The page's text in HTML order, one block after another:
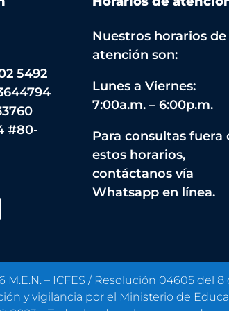
5492
#80-
Nuestros horarios de
atención son:
Lunes a Viernes:
7:00a.m. – 6:00p.m.
Para consultas fuera
estos horarios,
contáctanos vía
Whatsapp en línea.
– ICFES / Resolución 04605 del
y vigilancia por el Ministerio de